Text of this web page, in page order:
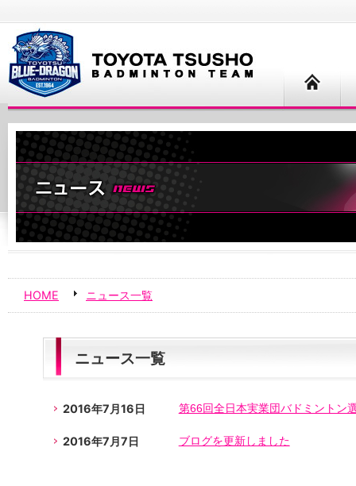
HOME ニュース一覧
ニュース一覧
2016年7月16日 第66回全日本実業団バドミントン
2016年7月7日 ブログを更新しました